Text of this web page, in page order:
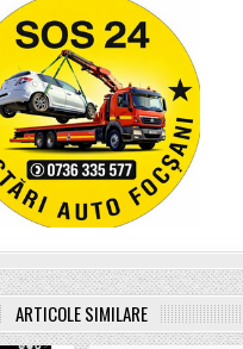
ARTICOLE SIMILARE